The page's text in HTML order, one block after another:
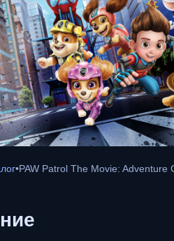
•PAW Patrol The Movie: Adventure